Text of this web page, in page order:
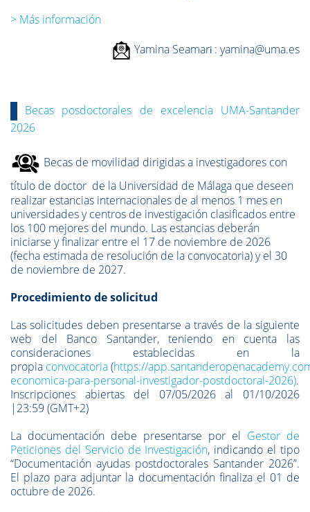
> Más información
Yamina Seamari : yamina@uma.es
Becas posdoctorales de excelencia UMA-Santander
2026
Becas de movilidad dirigidas a investigadores con
título de doctor de la Universidad de Málaga que deseen
realizar estancias internacionales de al menos 1 mes en
universidades y centros de investigación clasificados entre
los 100 mejores del mundo. Las estancias deberán
iniciarse y finalizar entre el 17 de noviembre de 2026
(fecha estimada de resolución de la convocatoria) y el 30
de noviembre de 2027.
Procedimiento de solicitud
Las solicitudes deben presentarse a través de la siguiente
web del Banco Santander, teniendo en cuenta las
consideraciones establecidas en la
propia convocatoria(https://
economica-para-personal-investigador-postdoctoral-2026).
Inscripciones abiertas del 07/05/2026 al 01/10/2026
|23:59 (GMT+2)
La documentación debe presentarse por el Gestor de
Peticiones del Servicio de Investigación, indicando el tipo
“Documentación ayudas postdoctorales Santander 2026”.
El plazo para adjuntar la documentación finaliza el 01 de
octubre de 2026.